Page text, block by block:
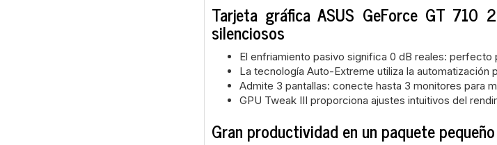
Tarjeta gráfica ASUS GeForce GT 710
silenciosos
El enfriamiento pasivo significa 0 dB reales:
La tecnología Auto-Extreme utiliza la automatización
Admite 3 pantallas: conecte hasta 3 monitores para
GPU Tweak III proporciona ajustes intuitivos del
Gran productividad en un paquete pequeño